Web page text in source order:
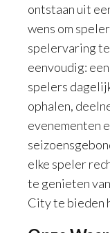
ontstaan uit
wens om
spelervaring te
eenvoudig:
spelers
ophalen,
evenementen
elke speler
te genieten
City te bieden